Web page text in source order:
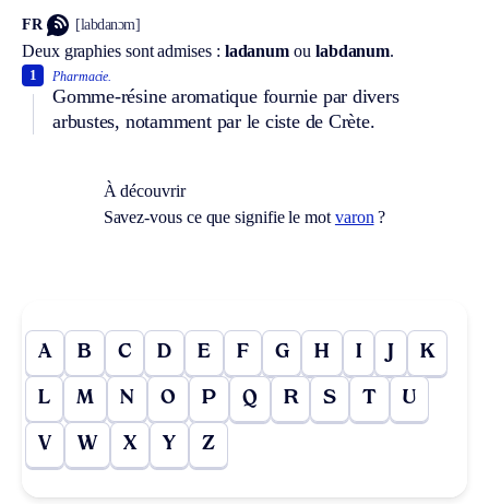
FR [labdanɔm]
Deux graphies sont admises : ladanumou labdanum.
Pharmacie.
Gomme-résine aromatique fournie par divers
arbustes, notamment par le ciste de Crète.
1
À découvrir
Savez-vous ce que signifie le mot varon ?
A B C D E F G H I J K
L M N O P Q R S T U
V W X Y Z